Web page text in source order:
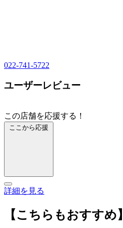
022-741-5722
ユーザーレビュー
この店舗を応援する！
ここから応援
詳細を見る
【こちらもおすすめ】